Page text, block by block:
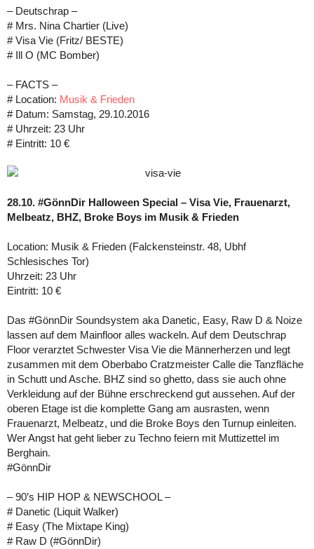
– Deutschrap –
# Mrs. Nina Chartier (Live)
# Visa Vie (Fritz/ BESTE)
# Ill O (MC Bomber)
– FACTS –
# Location: Musik & Frieden
# Datum: Samstag, 29.10.2016
# Uhrzeit: 23 Uhr
# Eintritt: 10 €
28.10. #GönnDir Halloween Special – Visa Vie, Frauenarzt,
Melbeatz, BHZ, Broke Boys im Musik & Frieden
Location: Musik & Frieden (Falckensteinstr. 48, Ubhf
Schlesisches Tor)
Uhrzeit: 23 Uhr
Eintritt: 10 €
Das #GönnDir Soundsystem aka Danetic, Easy, Raw D & Noize
lassen auf dem Mainfloor alles wackeln. Auf dem Deutschrap
Floor verarztet Schwester Visa Vie die Männerherzen und legt
zusammen mit dem Oberbabo Cratzmeister Calle die Tanzfläche
in Schutt und Asche. BHZ sind so ghetto, dass sie auch ohne
Verkleidung auf der Bühne erschreckend gut aussehen. Auf der
oberen Etage ist die komplette Gang am ausrasten, wenn
Frauenarzt, Melbeatz, und die Broke Boys den Turnup einleiten.
Wer Angst hat geht lieber zu Techno feiern mit Muttizettel im
Berghain.
#GönnDir
– 90’s HIP HOP & NEWSCHOOL –
# Danetic (Liquit Walker)
# Easy (The Mixtape King)
# Raw D (#GönnDir)